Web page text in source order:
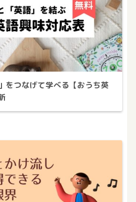
をつなげて学べる【おうち英